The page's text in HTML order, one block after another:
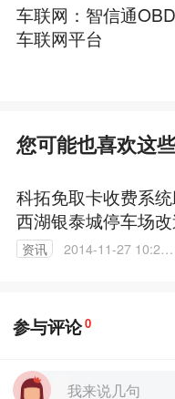
车联网：智信通OBD
车联网平台
您可能也喜欢这
科拓免取卡收费系
西湖银泰城停车场
资讯
2014-11-27 10:28:
参与评论0